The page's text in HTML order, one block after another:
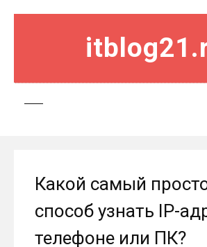
Какой самый
способ узнать IP-
телефоне или ПК?